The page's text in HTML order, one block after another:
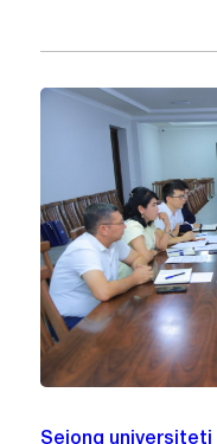
Sejong universiteti